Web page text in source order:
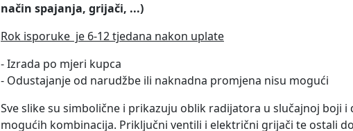
način spajanja, grijači, ...)
Rok isporuke je 6-12 tjedana nakon uplate
- Izrada po mjeri kupca
- Odustajanje od narudžbe ili naknadna promjena nisu mogući
Sve slike su simbolične i prikazuju oblik radijatora u slučajnoj boji
mogućih kombinacija. Priključni ventili i električni grijači te ostali